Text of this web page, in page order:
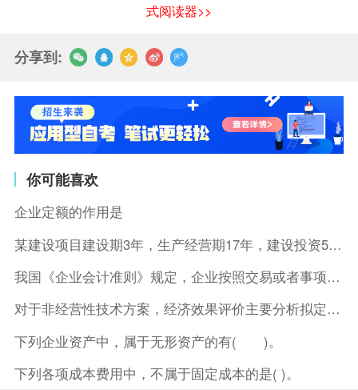
式阅读器>>
分享到:
你可能喜欢
企业定额的作用是
某建设项目建设期3年，生产经营期17年，建设投资5500万元
我国《企业会计准则》规定，企业按照交易或者事项的经济特征确定
对于非经营性技术方案，经济效果评价主要分析拟定方案的( )。
下列企业资产中，属于无形资产的有( )。
下列各项成本费用中，不属于固定成本的是( )。